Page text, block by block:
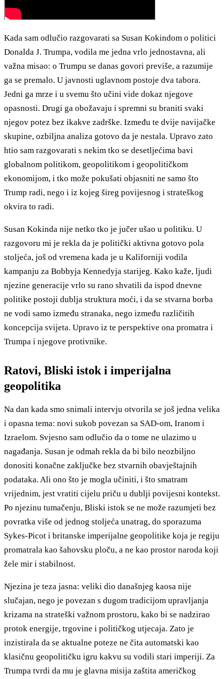
Kada sam odlučio razgovarati sa Susan Kokindom o politici
Donalda J. Trumpa, vodila me jedna vrlo jednostavna, ali
važna misao: o Trumpu se danas govori previše, a razumije
ga se premalo. U javnosti uglavnom postoje dva tabora.
Jedni ga mrze i u svemu što učini vide dokaz njegove
opasnosti. Drugi ga obožavaju i spremni su braniti svaki
njegov potez bez ikakve zadrške. Između te dvije navijačke
skupine, ozbiljna analiza gotovo da je nestala. Upravo zato
htio sam razgovarati s nekim tko se desetljećima bavi
globalnom politikom, geopolitikom i geopolitičkom
ekonomijom, i tko može pokušati objasniti ne samo što
Trump radi, nego i iz kojeg šireg povijesnog i strateškog
okvira to radi.
Susan Kokinda nije netko tko je jučer ušao u politiku. U
razgovoru mi je rekla da je politički aktivna gotovo pola
stoljeća, još od vremena kada je u Kaliforniji vodila
kampanju za Bobbyja Kennedyja starijeg. Kako kaže, ljudi
njezine generacije vrlo su rano shvatili da ispod dnevne
politike postoji dublja struktura moći, i da se stvarna borba
ne vodi samo između stranaka, nego između različitih
koncepcija svijeta. Upravo iz te perspektive ona promatra i
Trumpa i njegove protivnike.
Ratovi, Bliski istok i imperijalna
geopolitika
Na dan kada smo snimali intervju otvorila se još jedna velika
i opasna tema: novi sukob povezan sa SAD-om, Iranom i
Izraelom. Svjesno sam odlučio da o tome ne ulazimo u
nagađanja. Susan je odmah rekla da bi bilo neozbiljno
donositi konačne zaključke bez stvarnih obavještajnih
podataka. Ali ono što je mogla učiniti, i što smatram
vrijednim, jest vratiti cijelu priču u dublji povijesni kontekst.
Po njezinu tumačenju, Bliski istok se ne može razumjeti bez
povratka više od jednog stoljeća unatrag, do sporazuma
Sykes-Picot i britanske imperijalne geopolitike koja je regiju
promatrala kao šahovsku ploču, a ne kao prostor naroda koji
žele mir i stabilnost.
Njezina je teza jasna: veliki dio današnjeg kaosa nije
slučajan, nego je povezan s dugom tradicijom upravljanja
krizama na strateški važnom prostoru, kako bi se nadzirao
protok energije, trgovine i političkog utjecaja. Zato je
inzistirala da se aktualne poteze ne čita automatski kao
klasičnu geopolitičku igru kakvu su vodili stari imperiji. Za
Trumpa tvrdi da mu je glavna misija zaštita američkog